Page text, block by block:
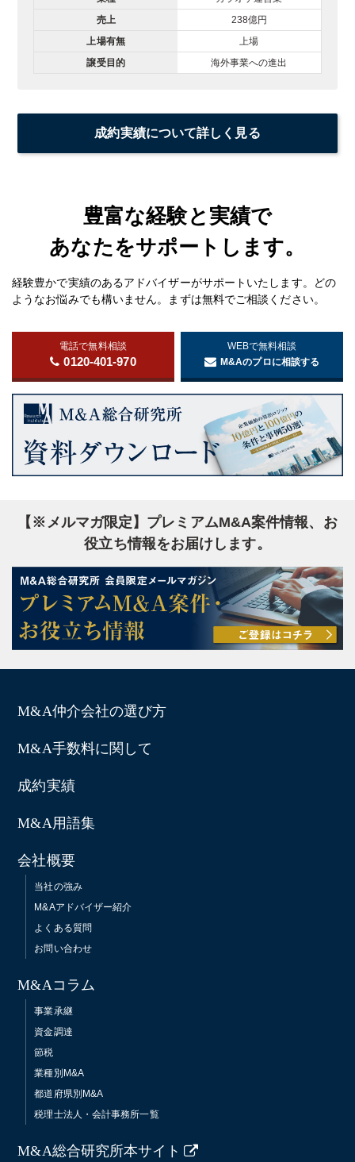
売上
238億円
上場有無
上場
譲受目的
海外事業への進出
成約実績について詳しく見る
豊富な経験と実績で
あなたをサポートします。
経験豊かで実績のあるアドバイザーがサポートいたします。どの
ようなお悩みでも構いません。まずは無料でご相談ください。
電話で無料相談
0120-401-970
WEBで無料相談
M&Aのプロに相談する
【※メルマガ限定】プレミアムM&A案件情報、お
役立ち情報をお届けします。
M&A仲介会社の選び方
M&A手数料に関して
成約実績
M&A用語集
会社概要
当社の強み
M&Aアドバイザー紹介
よくある質問
お問い合わせ
M&Aコラム
事業承継
資金調達
節税
業種別M&A
都道府県別M&A
税理士法人・会計事務所一覧
M&A総合研究所本サイト